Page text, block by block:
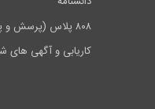
۸۰۸ پلاس (پرسش و پاسخ)
کاریابی و آگهی های